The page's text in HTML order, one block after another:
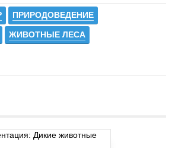
ПРИРОДОВЕДЕНИЕ
ЖИВОТНЫЕ ЛЕСА